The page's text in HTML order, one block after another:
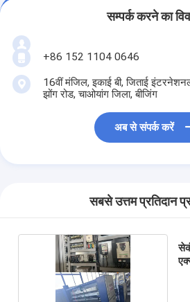
सम्पर्क करने का
+86 152 1104 0646
16वीं मंजिल, इकाई बी, जिताई
झोंग रोड, चाओयांग जिला, बीजिंग
अब से संपर्क करें
सबसे उत्तम प्रतिदान